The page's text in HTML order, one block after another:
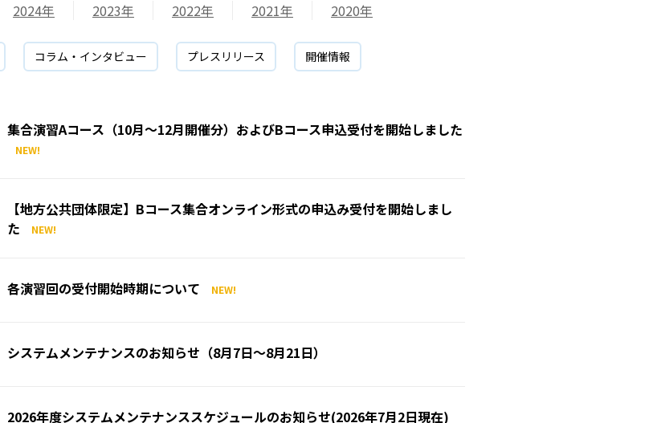
2024年 2023年 2022年 2021年 2020年
コラム・インタビュー プレスリリース 開催情報
集合演習Aコース（10月～12月開催分）およびBコース申込受付を開始しました
NEW!
【地方公共団体限定】Bコース集合オンライン形式の申込み受付を開始しまし
た
NEW!
各演習回の受付開始時期について NEW!
システムメンテナンスのお知らせ（8月7日～8月21日）
2026年度システムメンテナンススケジュールのお知らせ(2026年7月2日現在)